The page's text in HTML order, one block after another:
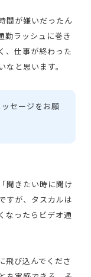
間が嫌いだったん
勤ラッシュに巻き
、仕事が終わった
と思います。
セージをお願
聞きたい時に聞け
すが、タスカルは
なったらビデオ通
飛び込んでくださ